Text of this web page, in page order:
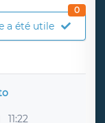
a été utile
0
11:22